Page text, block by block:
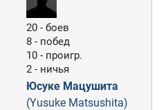
20 - боев
8 - побед
10 - проигр.
2 - ничья
Юсуке Мацушита
(Yusuke Matsushita)